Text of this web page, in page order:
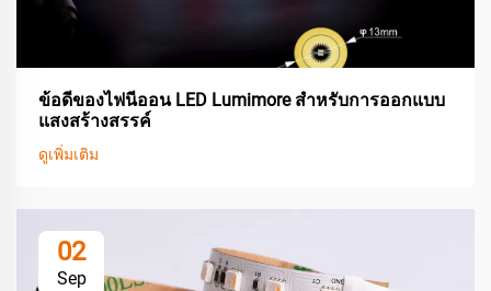
ข้อดีของไฟนีออน LED Lumimore สำหรับการออกแบบ
แสงสร้างสรรค์
ดูเพิ่มเติม
02
Sep